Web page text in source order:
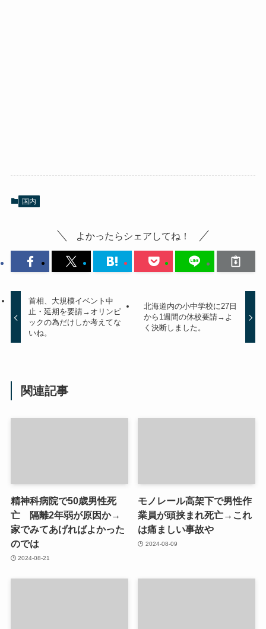
国内
よかったらシェアしてね！
首相、大規模イベント中
止・延期を要請→オリンピ
ックの為だけしか考えてな
いね。
北海道内の小中学校に27日
から1週間の休校要請→よ
く決断しました。
関連記事
精神科病院で50歳男性死
亡 隔離2年弱が原因か→
家でみてあげればよかった
のでは
2024-08-21
モノレール高架下で男性作
業員が頭挟まれ死亡→これ
は痛ましい事故や
2024-08-09